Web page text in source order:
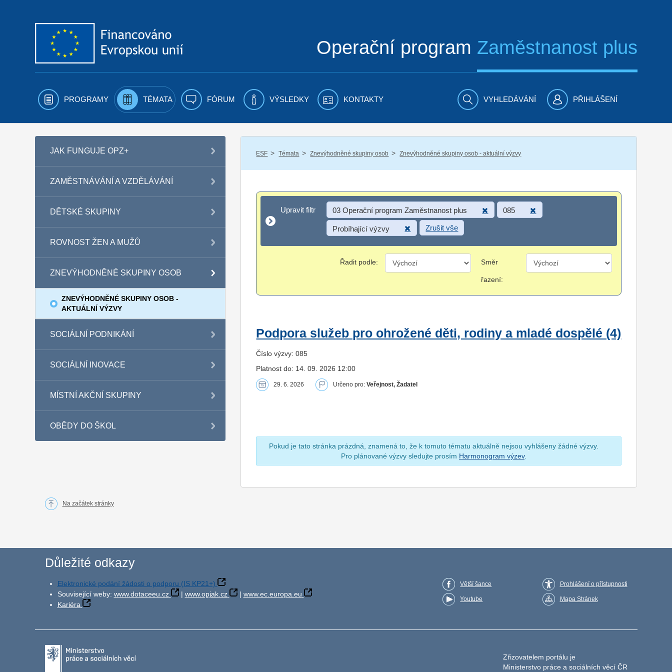
Operační program Zaměstnanost plus
PROGRAMY TÉMATA FÓRUM VÝSLEDKY KONTAKTY VYHLEDÁVÁNÍ PŘIHLÁŠENÍ
JAK FUNGUJE OPZ+
ZAMĚSTNÁVÁNÍ A VZDĚLÁVÁNÍ
DĚTSKÉ SKUPINY
ROVNOST ŽEN A MUŽŮ
ZNEVÝHODNĚNÉ SKUPINY OSOB
ZNEVÝHODNĚNÉ SKUPINY OSOB -
AKTUÁLNÍ VÝZVY
SOCIÁLNÍ PODNIKÁNÍ
SOCIÁLNÍ INOVACE
MÍSTNÍ AKČNÍ SKUPINY
OBĚDY DO ŠKOL
ESF / Témata / Znevýhodněné skupiny osob / Znevýhodněné skupiny osob - aktuální výzvy
Upravit filtr
Upravit filtr 03 Operační program Zaměstnanost plus 085
Probíhající výzvy Zrušit vše
Řadit podle: Směr
řazení:
Podpora služeb pro ohrožené děti, rodiny a mladé dospělé (4)
Číslo výzvy: 085
Platnost do: 14. 09. 2026 12:00
29. 6. 2026 Určeno pro:Veřejnost, Žadatel
Pokud je tato stránka prázdná, znamená to, že k tomuto tématu aktuálně nejsou vyhlášeny žádné výzvy.
Pro plánované výzvy sledujte prosím Harmonogram výzev.
Na začátek stránky
Důležité odkazy
Elektronické podání žádosti o podporu (IS KP21+)
Související weby: www.dotaceeu.cz | www.opjak.cz | www.ec.europa.eu
Kariéra
Větší šance
Youtube
Prohlášení o přístupnosti
Mapa Stránek
Zřizovatelem portálu je
Ministerstvo práce a sociálních věcí ČR